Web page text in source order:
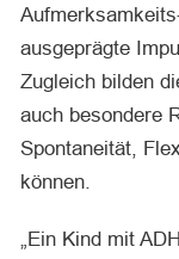
ausgeprägte
Zugleich bilden
auch besondere
Spontaneität,
können.
„Ein Kind mit